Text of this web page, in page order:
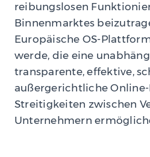
reibungslosen
Binnenmarktes
Europäische OS-
werde, die eine
transparente, effektive,
außergerichtliche
Streitigkeiten zwischen
Unternehmern